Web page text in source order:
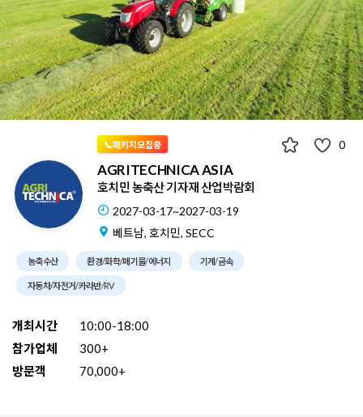
📞패키지모집중 0
AGRITECHNICA ASIA
호치민 농축산 기자재 산업박람회
2027-03-17~2027-03-19
베트남, 호치민, SECC
농축수산 환경/화학/폐기물/에너지 기계/금속
자동차/자전거/카라반/RV
개최시간
10:00-18:00
참가업체
300+
방문객
70,000+